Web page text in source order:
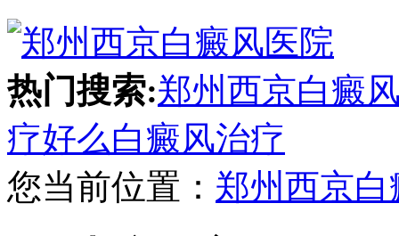
热门搜索:郑州西京白癜
疗好么白癜风治疗
您当前位置： 郑州西京